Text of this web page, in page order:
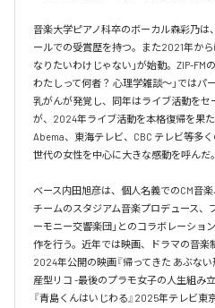
音楽大学ピアノ科卒のボーカル森彩乃は
ールでの受賞歴を持つ。また2021年か
なりたいわけじゃない」が始動。ZIP-FM
わたしって何者？ 心理学雑談〜」ではパ
乳がんが発覚し、同年はライブ活動をセ
が、2024年ライブ活動を本格復帰を果
Abema、東海テレビ、CBC テレビ等多
世代の女性を中心に大きな感動を呼んだ。
ベース内田旭彦は、個人名義でのCM音
チームのスタジアム音楽プロデュース、
ーモニー交響楽団」とのコラボレーショ
作を行う。近年では映画、ドラマの音楽
2024年公開の映画『帰ってきた あぶな
産型リコ -最後のプラモ女子の人生組み
『青島くんはいじわる』2025年テレビ東